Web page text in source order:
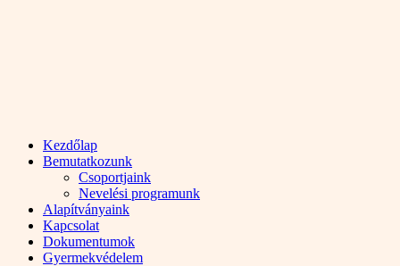
Kezdőlap
Bemutatkozunk
Csoportjaink
Nevelési programunk
Alapítványaink
Kapcsolat
Dokumentumok
Gyermekvédelem